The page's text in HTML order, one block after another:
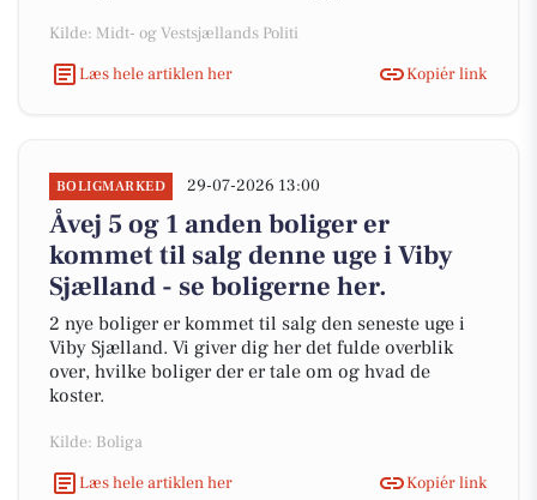
Kilde: Midt- og Vestsjællands Politi
Læs hele artiklen her
Kopiér link
BOLIGMARKED 29-07-2026 13:00
Åvej 5 og 1 anden boliger er
kommet til salg denne uge i Viby
Sjælland - se boligerne her.
2 nye boliger er kommet til salg den seneste uge i
Viby Sjælland. Vi giver dig her det fulde overblik
over, hvilke boliger der er tale om og hvad de
koster.
Kilde: Boliga
Læs hele artiklen her
Kopiér link